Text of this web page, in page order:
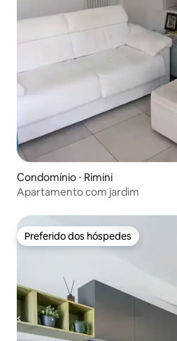
Condomínio ⋅ Rimini
Apartamento com jardim
Preferido dos hóspedes
Preferido dos hóspedes